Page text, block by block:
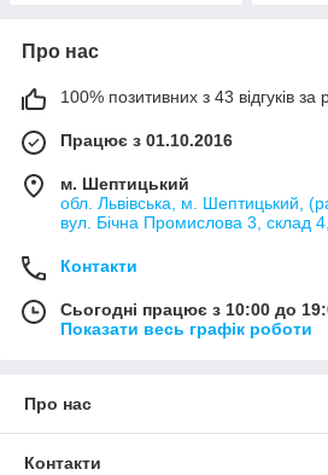
Про нас
100% позитивних з 43 відгуків за
Працює з 01.10.2016
м. Шептицький
обл. Львівська, м. Шептицький,
вул. Бічна Промислова 3, склад
Контакти
Сьогодні працює з 10:00 до
Показати весь графік роботи
Про нас
Контакти